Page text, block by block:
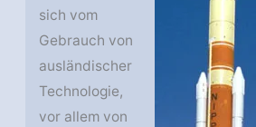
sich vom
Gebrauch von
ausländischer
Technologie,
vor allem von